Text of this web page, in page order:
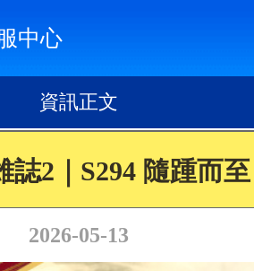
中心
資訊正文
誌2｜S294 隨踵而至
2026-05-13